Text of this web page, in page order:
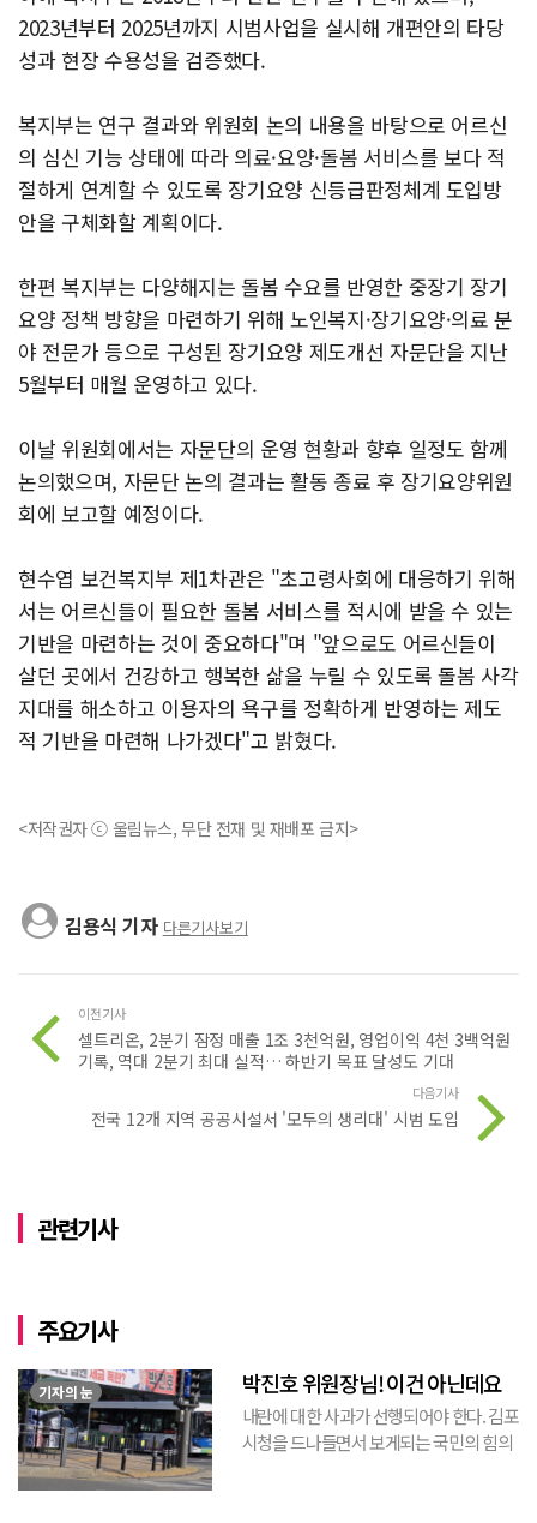
2023년부터 2025년까지 시범사업을 실시해 개편안의 타당
성과 현장 수용성을 검증했다.
복지부는 연구 결과와 위원회 논의 내용을 바탕으로 어르신
의 심신 기능 상태에 따라 의료·요양·돌봄 서비스를 보다 적
절하게 연계할 수 있도록 장기요양 신등급판정체계 도입방
안을 구체화할 계획이다.
한편 복지부는 다양해지는 돌봄 수요를 반영한 중장기 장기
요양 정책 방향을 마련하기 위해 노인복지·장기요양·의료 분
야 전문가 등으로 구성된 장기요양 제도개선 자문단을 지난
5월부터 매월 운영하고 있다.
이날 위원회에서는 자문단의 운영 현황과 향후 일정도 함께
논의했으며, 자문단 논의 결과는 활동 종료 후 장기요양위원
회에 보고할 예정이다.
현수엽 보건복지부 제1차관은 "초고령사회에 대응하기 위해
서는 어르신들이 필요한 돌봄 서비스를 적시에 받을 수 있는
기반을 마련하는 것이 중요하다"며 "앞으로도 어르신들이
살던 곳에서 건강하고 행복한 삶을 누릴 수 있도록 돌봄 사각
지대를 해소하고 이용자의 욕구를 정확하게 반영하는 제도
적 기반을 마련해 나가겠다"고 밝혔다.
<저작권자 ⓒ 울림뉴스, 무단 전재 및 재배포 금지>
김용식 기자 다른기사보기
이전기사
셀트리온, 2분기 잠정 매출 1조 3천억원, 영업이익 4천 3백억원
기록, 역대 2분기 최대 실적… 하반기 목표 달성도 기대
다음기사
전국 12개 지역 공공시설서 '모두의 생리대' 시범 도입
관련기사
주요기사
기자의 눈 박진호 위원장님! 이건 아닌데요
내란에 대한 사과가 선행되어야 한다. 김포
시청을 드나들면서 보게되는 국민의 힘의